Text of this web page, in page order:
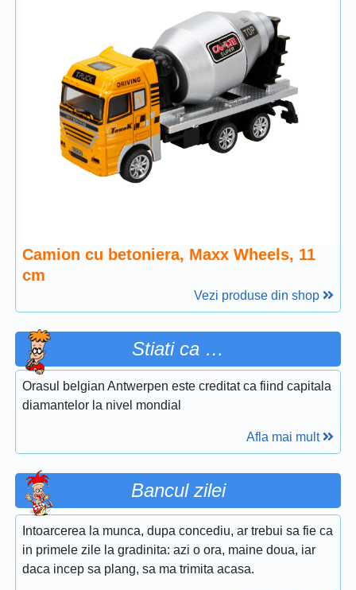
Camion cu betoniera, Maxx Wheels, 11
cm
Vezi produse din shop
Stiati ca …
Orasul belgian Antwerpen este creditat ca fiind capitala
diamantelor la nivel mondial
Afla mai mult
Bancul zilei
Intoarcerea la munca, dupa concediu, ar trebui sa fie ca
in primele zile la gradinita: azi o ora, maine doua, iar
daca incep sa plang, sa ma trimita acasa.